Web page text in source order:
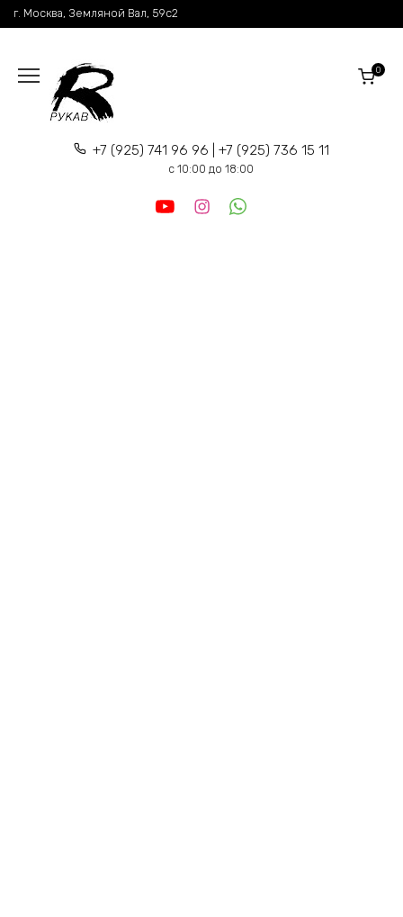
Перейти
к
г. Москва, Земляной Вал, 59c2
+7 (925) 741 96 96 | +7 (925) 736 15 11
c 10:00 до 18:00
0